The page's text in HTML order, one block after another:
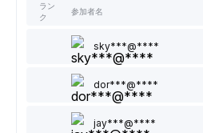
ラン
ク
参加者名
sky***@****
dor***@****
jay***@****